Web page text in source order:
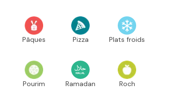
Pâques Pizza Plats froids
Pourim Ramadan Roch